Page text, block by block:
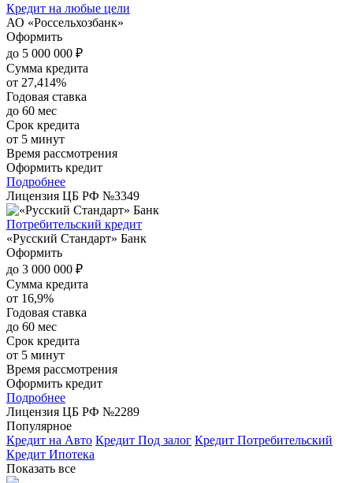
Кредит на любые цели
АО «Россельхозбанк»
Оформить
до 5 000 000 ₽
Сумма кредита
от 27,414%
Годовая ставка
до 60 мес
Срок кредита
от 5 минут
Время рассмотрения
Оформить кредит
Подробнее
Лицензия ЦБ РФ №3349
Потребительский кредит
«Русский Стандарт» Банк
Оформить
до 3 000 000 ₽
Сумма кредита
от 16,9%
Годовая ставка
до 60 мес
Срок кредита
от 5 минут
Время рассмотрения
Оформить кредит
Подробнее
Лицензия ЦБ РФ №2289
Популярное
Кредит на Авто Кредит Под залог Кредит Потребительский
Кредит Ипотека
Показать все